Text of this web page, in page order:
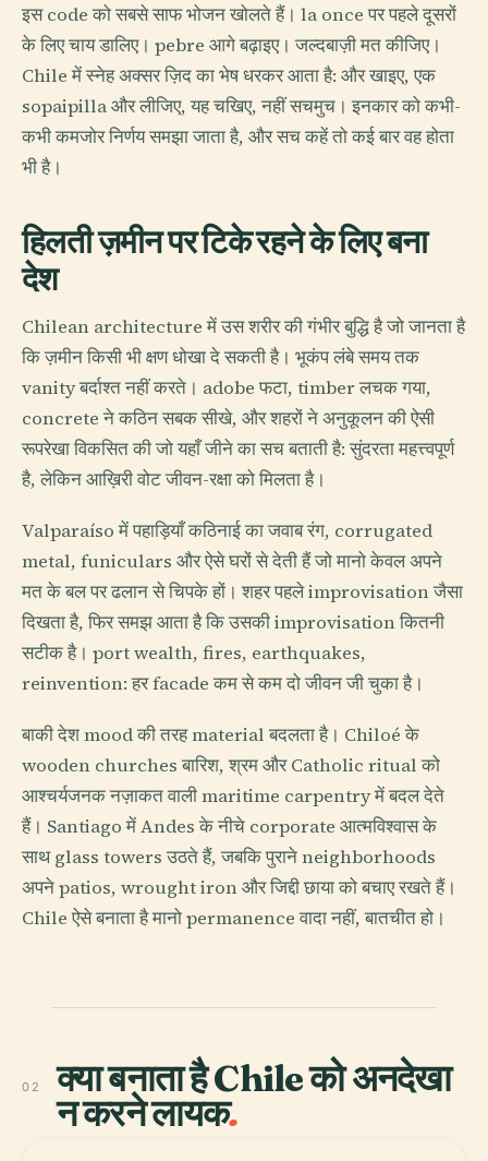
इस code को सबसे साफ भोजन खोलते हैं। la once पर पहले दूसरों
के लिए चाय डालिए। pebre आगे बढ़ाइए। जल्दबाज़ी मत कीजिए।
Chile में स्नेह अक्सर ज़िद का भेष धरकर आता है: और खाइए, एक
sopaipilla और लीजिए, यह चखिए, नहीं सचमुच। इनकार को कभी-
कभी कमजोर निर्णय समझा जाता है, और सच कहें तो कई बार वह होता
भी है।
हिलती ज़मीन पर टिके रहने के लिए बना
देश
Chilean architecture में उस शरीर की गंभीर बुद्धि है जो जानता है
कि ज़मीन किसी भी क्षण धोखा दे सकती है। भूकंप लंबे समय तक
vanity बर्दाश्त नहीं करते। adobe फटा, timber लचक गया,
concrete ने कठिन सबक सीखे, और शहरों ने अनुकूलन की ऐसी
रूपरेखा विकसित की जो यहाँ जीने का सच बताती है: सुंदरता महत्त्वपूर्ण
है, लेकिन आख़िरी वोट जीवन-रक्षा को मिलता है।
Valparaíso में पहाड़ियाँ कठिनाई का जवाब रंग, corrugated
metal, funiculars और ऐसे घरों से देती हैं जो मानो केवल अपने
मत के बल पर ढलान से चिपके हों। शहर पहले improvisation जैसा
दिखता है, फिर समझ आता है कि उसकी improvisation कितनी
सटीक है। port wealth, fires, earthquakes,
reinvention: हर facade कम से कम दो जीवन जी चुका है।
बाकी देश mood की तरह material बदलता है। Chiloé के
wooden churches बारिश, श्रम और Catholic ritual को
आश्चर्यजनक नज़ाकत वाली maritime carpentry में बदल देते
हैं। Santiago में Andes के नीचे corporate आत्मविश्वास के
साथ glass towers उठते हैं, जबकि पुराने neighborhoods
अपने patios, wrought iron और जिद्दी छाया को बचाए रखते हैं।
Chile ऐसे बनाता है मानो permanence वादा नहीं, बातचीत हो।
02 क्या बनाता है Chile को अनदेखा
न करने लायक.